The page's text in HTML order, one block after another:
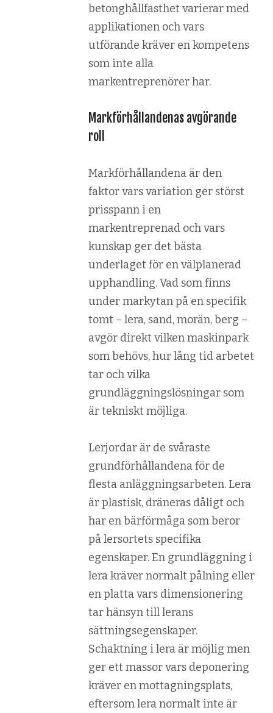
betonghållfasthet varierar med
applikationen och vars
utförande kräver en kompetens
som inte alla
markentreprenörer har.
Markförhållandenas avgörande
roll
Markförhållandena är den
faktor vars variation ger störst
prisspann i en
markentreprenad och vars
kunskap ger det bästa
underlaget för en välplanerad
upphandling. Vad som finns
under markytan på en specifik
tomt – lera, sand, morän, berg –
avgör direkt vilken maskinpark
som behövs, hur lång tid arbetet
tar och vilka
grundläggningslösningar som
är tekniskt möjliga.
Lerjordar är de svåraste
grundförhållandena för de
flesta anläggningsarbeten. Lera
är plastisk, dräneras dåligt och
har en bärförmåga som beror
på lersortets specifika
egenskaper. En grundläggning i
lera kräver normalt pålning eller
en platta vars dimensionering
tar hänsyn till lerans
sättningsegenskaper.
Schaktning i lera är möjlig men
ger ett massor vars deponering
kräver en mottagningsplats,
eftersom lera normalt inte är